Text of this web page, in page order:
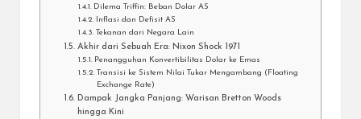
Dilema Triffin: Beban Dolar AS
Inflasi dan Defisit AS
Tekanan dari Negara Lain
Akhir dari Sebuah Era: Nixon Shock 1971
Penangguhan Konvertibilitas Dolar ke Emas
Transisi ke Sistem Nilai Tukar Mengambang (Floating
Exchange Rate)
Dampak Jangka Panjang: Warisan Bretton Woods
hingga Kini